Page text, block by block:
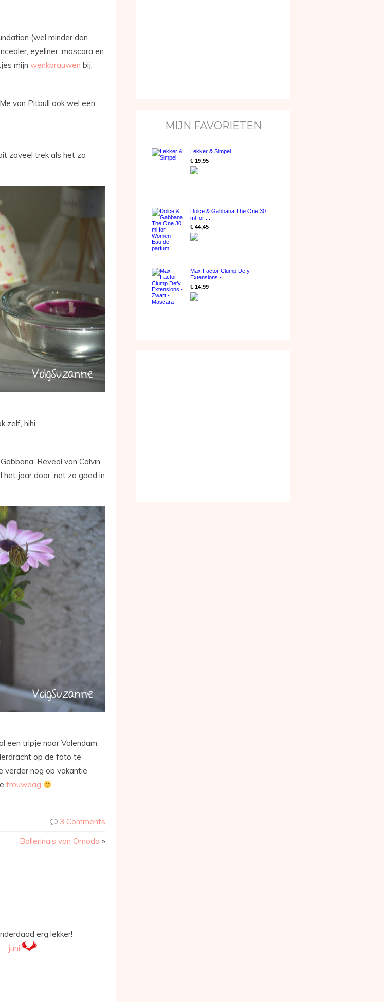
(wel minder dan
eyeliner, mascara en
mijn wenkbrauwen bij.
van Pitbull ook wel een
zoveel trek als het zo
zelf, hihi.
Reveal van Calvin
het jaar door, net zo goed in
een tripje naar Volendam
op de foto te
verder nog op vakantie
trouwdag
3 Comments
Ballerina’s van Omoda »
erg lekker!
juni!
MIJN FAVORIETEN
Lekker & Simpel
€ 19,95
Dolce & Gabbana The One 30
ml for ...
€ 44,45
Max Factor Clump Defy
Extensions -...
€ 14,99